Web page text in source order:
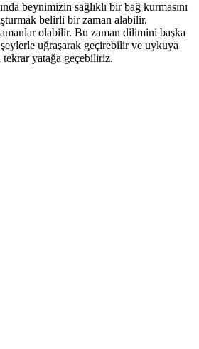
beynimizin sağlıklı bir bağ kurmasını
belirli bir zaman alabilir.
olabilir. Bu zaman dilimini başka
uğraşarak geçirebilir ve uykuya
tekrar yatağa geçebiliriz.